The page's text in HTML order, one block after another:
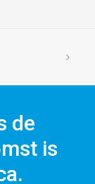
de
is